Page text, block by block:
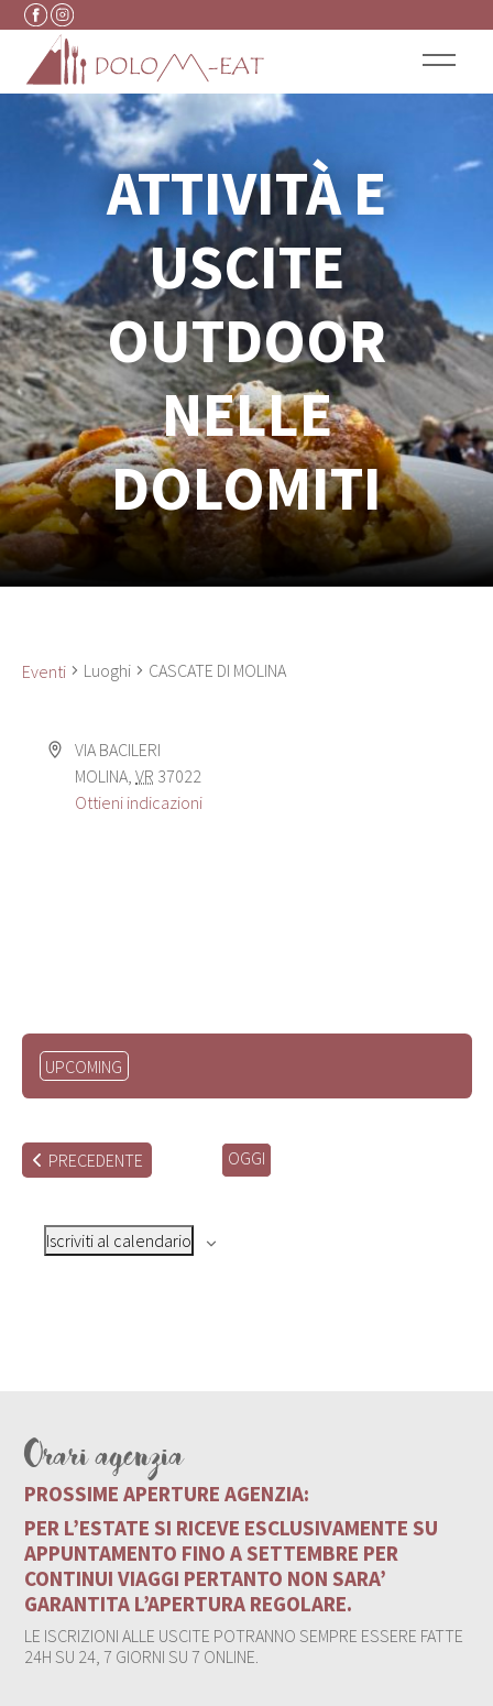
Vai al contenuto
ATTIVITÀ E
USCITE
OUTDOOR
NELLE
DOLOMITI
Eventi Luoghi CASCATE DI MOLINA
VIA BACILERI
MOLINA VR 37022
Ottieni indicazioni
UPCOMING Seleziona
PRECEDENTEEVENTI OGGI
Iscriviti al calendario
Orari agenzia
PROSSIME APERTURE AGENZIA:
PER L’ESTATE SI RICEVE ESCLUSIVAMENTE SU
APPUNTAMENTO FINO A SETTEMBRE PER
CONTINUI VIAGGI PERTANTO NON SARA’
GARANTITA L’APERTURA REGOLARE.
LE ISCRIZIONI ALLE USCITE POTRANNO SEMPRE ESSERE FATTE
24H SU 24, 7 GIORNI SU 7 ONLINE.